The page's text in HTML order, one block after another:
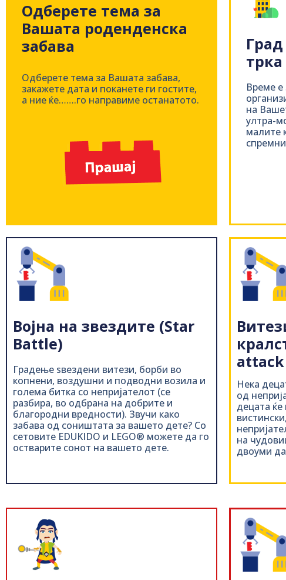
Одберете тема за
Вашата роденденска
забава
Одберете тема за Вашата забава,
закажете дата и поканете ги гостите,
а ние ќе…….го направиме останатото.
Време е
на
ултра-
малите
Војна на звездите (Star
Battle)
Градење ѕвездени витези, борби во
копнени, воздушни и подводни возила и
голема битка со непријателот (се
разбира, во одбрана на добрите и
благородни вредности). Звучи како
забава од соништата за вашето дете? Со
сетовите EDUKIDO и LEGO® можете да го
остварите сонот на вашето дете.
Нека
од
децата ќе
на
двоуми да